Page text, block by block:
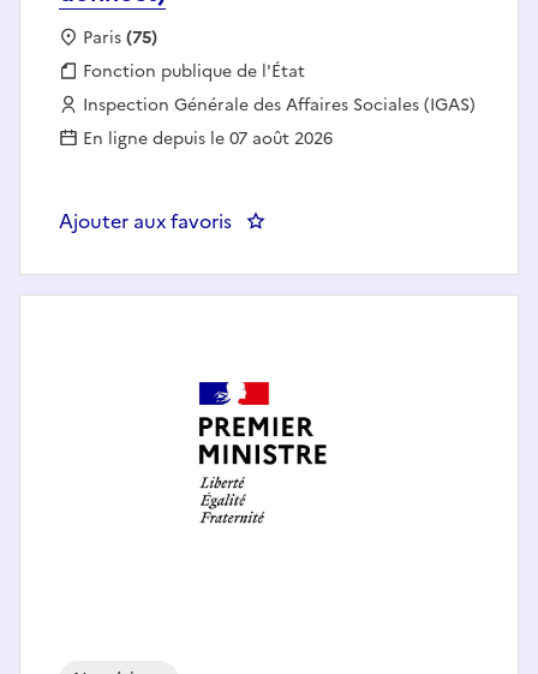
Localisation :
Paris(75)
Fonction publique :
Fonction publique de l'État
Employeur :
Inspection Générale des Affaires Sociales (IGAS)
En ligne depuis le 07 août 2026
Ajouter aux favoris : Chef(fe) du pôle data (science